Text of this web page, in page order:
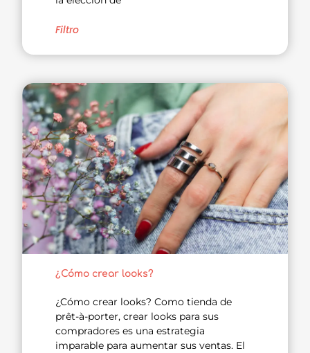
Filtro
¿Cómo crear looks?
¿Cómo crear looks? Como tienda de
prêt-à-porter, crear looks para sus
compradores es una estrategia
imparable para aumentar sus ventas. El